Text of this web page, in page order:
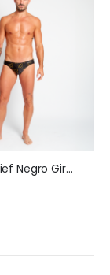
Bañador Brief Negro Giraffic